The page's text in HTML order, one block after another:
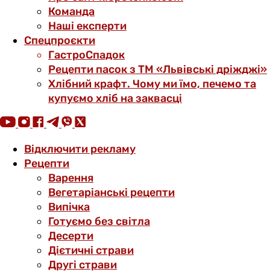
Команда
Наші експерти
Спецпроєкти
ГастроСпадок
Рецепти пасок з ТМ «Львівські дріжджі»
Хлібний крафт. Чому ми їмо, печемо та
купуємо хліб на заквасці
Відключити рекламу
Рецепти
Варення
Вегетаріанські рецепти
Випічка
Готуємо без світла
Десерти
Дієтичні страви
Другі страви